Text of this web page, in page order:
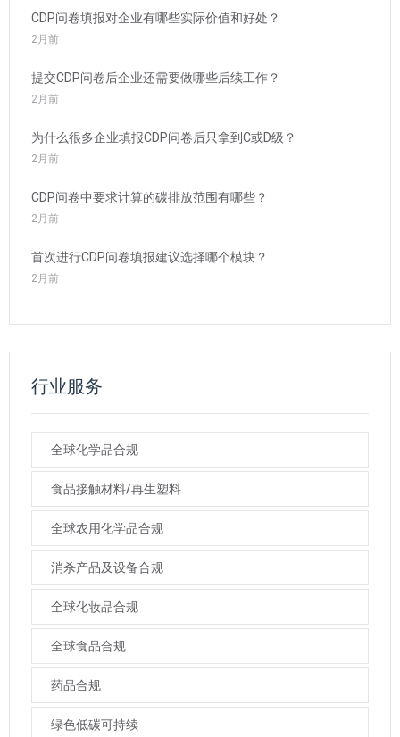
CDP问卷填报对企业有哪些实际价值和好处？
2月前
提交CDP问卷后企业还需要做哪些后续工作？
2月前
为什么很多企业填报CDP问卷后只拿到C或D级？
2月前
CDP问卷中要求计算的碳排放范围有哪些？
2月前
首次进行CDP问卷填报建议选择哪个模块？
2月前
行业服务
全球化学品合规
食品接触材料/再生塑料
全球农用化学品合规
消杀产品及设备合规
全球化妆品合规
全球食品合规
药品合规
绿色低碳可持续